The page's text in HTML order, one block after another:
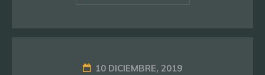
10 DICIEMBRE, 2019